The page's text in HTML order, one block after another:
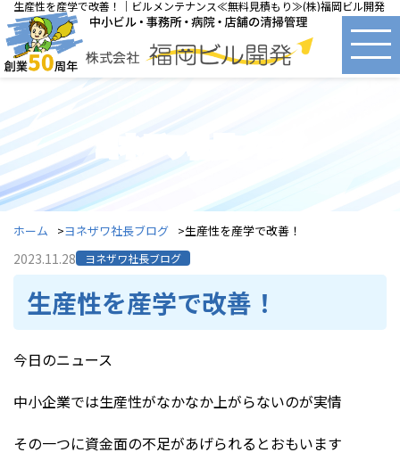
生産性を産学で改善！｜ビルメンテナンス≪無料見積もり≫(株)福岡ビル開発
ヨネザワ社長ブログ
ホーム ヨネザワ社長ブログ 生産性を産学で改善！
2023.11.28 ヨネザワ社長ブログ
生産性を産学で改善！
今日のニュース
中小企業では生産性がなかなか上がらないのが実情
その一つに資金面の不足があげられるとおもいます